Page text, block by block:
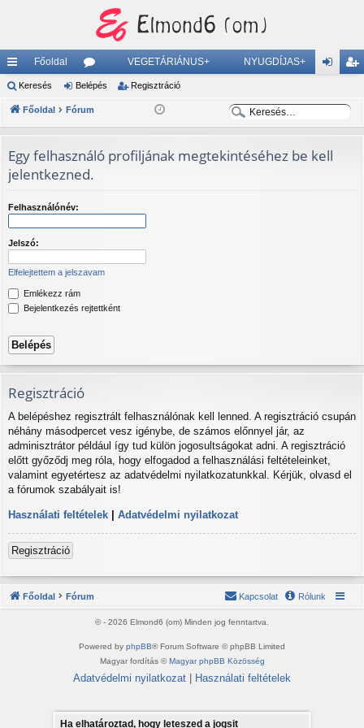
yo
rs
lin
ke
k
Főoldal
ór
u
m
ok
VEGETÁRIÁNUS+ NYUGDÍJAS+
és
is
ztr
Keresés Belépés Regisztráció
Főoldal Fórum
e
e
e
e
Egy felhasználó profiljának megtekintéséhez be kell
jelentkezned.
Felhasználónév:
Jelszó:
Elfelejtettem a jelszavam
Emlékezz rám
Bejelentkezés rejtettként
Regisztráció
A belépéshez regisztrált felhasználónak kell lenned. A regisztráció csupán
néhány másodpercet vesz igénybe, de számos előnnyel jár, az
adminisztrátor például így tud külön jogosultságokat adni. A regisztráció
előtt győződj meg róla, hogy elfogadod a felhasználási feltételeinket,
valamint egyetértesz az adatvédelmi nyilatkozatunkkal. Kérjük, olvasd el
a fórumok szabályait is!
Használati feltételek | Adatvédelmi nyilatkozat
Regisztráció
Főoldal Fórum Rólunk
Kapcsolat
© - 2026 Elmond6 (om) Minden jog fenntartva.
Powered by phpBB® Forum Software © phpBB Limited
Magyar fordítás ©Magyar phpBB Közösség
Adatvédelmi nyilatkozat | Használati feltételek
Ha elhatároztad, hogy leteszed a jogsit